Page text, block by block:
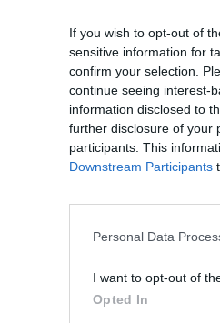
If you wish to opt-out of
sensitive information for
confirm your selection.
continue seeing interest-
information disclosed to
further disclosure of your
participants. This
Downstream Participants
Personal Data
I want to opt-out of
Opted In
γιατί έχει τη σημασία του,
αρχικά η Αναστασία
την περίοδο που ήσουν μικρή,
ιστορία… Θέλουμε να
ανοίξουμε.
ΔΙΑΦΗΜΙΣΗ